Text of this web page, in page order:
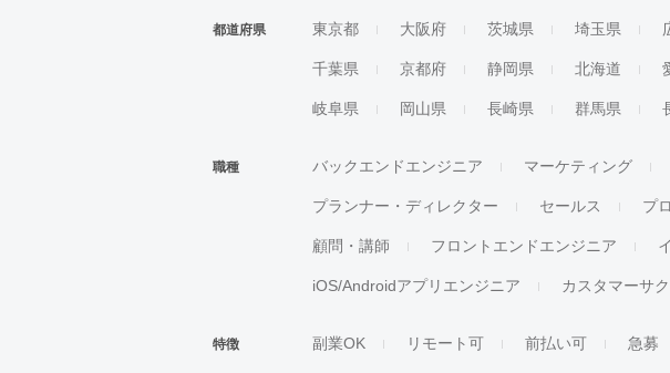
都道府県 東京都 大阪府 茨城県 埼玉県
千葉県 京都府 静岡県 北海道
岐阜県 岡山県 長崎県 群馬県
職種 バックエンドエンジニア マーケティング
プランナー・ディレクター セールス プ
顧問・講師 フロントエンドエンジニア
iOS/Androidアプリエンジニア カスタマーサ
特徴 副業OK リモート可 前払い可 急募